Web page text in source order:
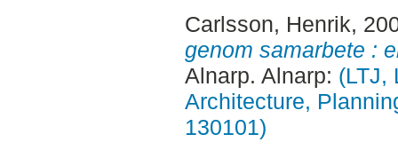
Carlsson, Henrik,
genom samarbete :
Alnarp. Alnarp: (LTJ,
Architecture,
130101)